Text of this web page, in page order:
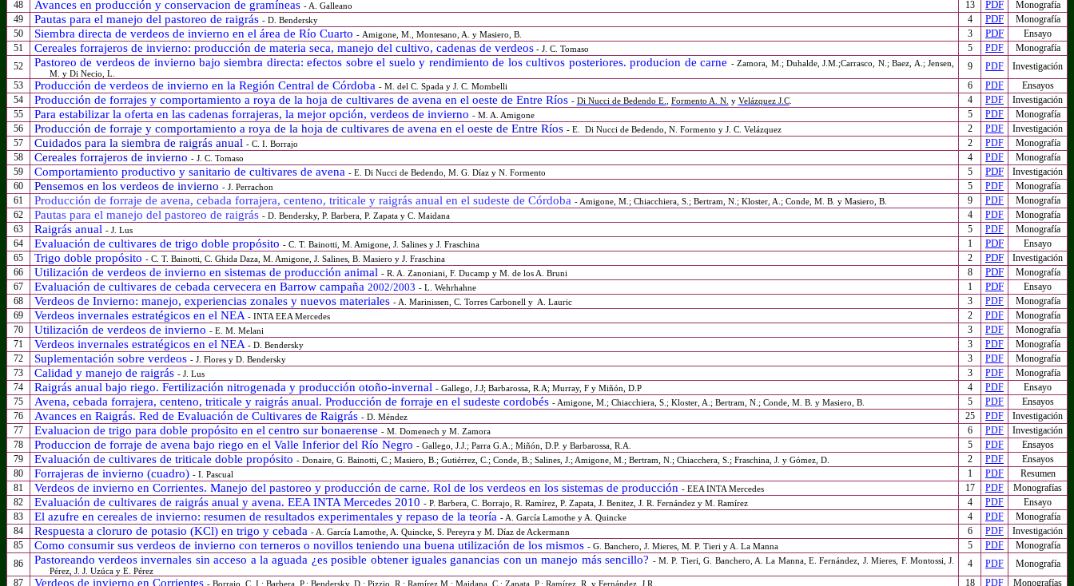
48
Avances en producción y conservacion de gramíneas - A. Galleano 13 PDF
Monografía
49
Pautas para el manejo del pastoreo de raigrás - D. Bendersky 4 PDF
Monografía
50
Siembra directa de verdeos de invierno en el área de Río Cuarto - Amigone, M., Montesano, A. y Masiero, B. 3 PDF
Ensayo
51
Cereales forrajeros de invierno: producción de materia seca, manejo del cultivo, cadenas de verdeos- J. C. Tomaso 5 PDF
Monografía
52
Pastoreo de verdeos de invierno bajo siembra directa: efectos sobre el suelo y rendimiento de los cultivos posteriores. producion de carne - Zamora, M.; Duhalde, J.M.;Carrasco, N.; Baez, A.; Jensen,
M. y Di Necio, L.
9 PDF
Investigación
53
Producción de verdeos de invierno en la Región Central de Córdoba - M. del C. Spada y J. C. Mombelli 6 PDF
Ensayos
54
Producción de forrajes y comportamiento a roya de la hoja de cultivares de avena en el oeste de Entre Ríos - Di Nucci de Bedendo E. Formento A. N. y Velázquez J.C. 4 PDF
Investigación
55
Para estabilizar la oferta en las cadenas forrajeras, la mejor opción, verdeos de invierno - M. A. Amigone 5 PDF
Monografía
56
Producción de forraje y comportamiento a roya de la hoja de cultivares de avena en el oeste de Entre Ríos - E. Di Nucci de Bedendo, N. Formento y J. C. Velázquez 2 PDF
Investigación
57
Cuidados para la siembra de raigrás anual -C. I. Borrajo 2 PDF
Monografía
58
Cereales forrajeros de invierno - J. C. Tomaso 4 PDF
Monografía
59
Comportamiento productivo y sanitario de cultivares de avena - E. Di Nucci de Bedendo, M. G. Díaz y N. Formento 5 PDF
Investigación
60
Pensemos en los verdeos de invierno - J. Perrachon 5 PDF
Monografía
61
Producción de forraje de avena, cebada forrajera, centeno, triticale y raigrás anual en el sudeste de Córdoba - Amigone, M.; Chiacchiera, S.; Bertram, N.; Kloster, A.; Conde, M. B. y Masiero, B. 9 PDF
Monografía
62
Pautas para el manejo del pastoreo de raigrás - D. Bendersky, P. Barbera, P. Zapata y C. Maidana 4 PDF
Monografía
63
Raigrás anual - J. Lus 5 PDF
Monografía
64
Evaluación de cultivares de trigo doble propósito - C. T. Bainotti, M. Amigone, J. Salines y J. Fraschina 1 PDF
Ensayo
65
Trigo doble propósito - C. T. Bainotti, C. Ghida Daza, M. Amigone, J. Salines, B. Masiero y J. Fraschina 2 PDF
Investigación
66
Utilización de verdeos de invierno en sistemas de producción animal - R. A. Zanoniani, F. Ducamp y M. de los A. Bruni 8 PDF
Monografía
67
Evaluación de cultivares de cebada cervecera en Barrow campaña 2002/2003 - L. Wehrhahne 1 PDF
Ensayo
68
Verdeos de Invierno: manejo, experiencias zonales y nuevos materiales - A. Marinissen, C. Torres Carbonell y A. Lauric 3 PDF
Monografía
69
Verdeos invernales estratégicos en el NEA - INTA EEA Mercedes 2 PDF
Monografía
70
Utilización de verdeos de invierno - E. M. Melani 3 PDF
Monografía
71
Verdeos invernales estratégicos en el NEA - D. Bendersky 3 PDF
Monografía
72
Suplementación sobre verdeos - J. Flores y D. Bendersky 3 PDF
Monografía
73
Calidad y manejo de raigrás - J. Lus 3 PDF
Monografía
74
Raigrás anual bajo riego. Fertilización nitrogenada y producción otoño-invernal - Gallego, J.J; Barbarossa, R.A; Murray, F y Miñón, D.P 4 PDF
Ensayo
75
Avena, cebada forrajera, centeno, triticale y raigrás anual. Producción de forraje en el sudeste cordobés - Amigone, M.; Chiacchiera, S.; Kloster, A.; Bertram, N.; Conde, M. B. y Masiero, B. 5 PDF
Ensayos
76
Avances en Raigrás. Red de Evaluación de Cultivares de Raigrás - D. Méndez 25 PDF
Investigación
77
Evaluacion de trigo para doble propósito en el centro sur bonaerense - M. Domenech y M. Zamora 6 PDF
Investigación
78
Produccion de forraje de avena bajo riego en el Valle Inferior del Río Negro - Gallego, J.J.; Parra G.A.; Miñón, D.P. y Barbarossa, R.A. 5 PDF
Ensayos
79
Evaluación de cultivares de triticale doble propósito - Donaire, G. Bainotti, C.; Masiero, B.; Gutiérrez, C.; Conde, B.; Salines, J.; Amigone, M.; Bertram, N.; Chiacchera, S.; Fraschina, J. y Gómez, D. 2 PDF
Ensayos
80
Forrajeras de invierno (cuadro) - I. Pascual 1 PDF
Resumen
81
Verdeos de invierno en Corrientes. Manejo del pastoreo y producción de carne. Rol de los verdeos en los sistemas de producción - EEA INTA Mercedes 17 PDF
Monografías
82
Evaluación de cultivares de raigrás anual y avena. EEA INTA Mercedes 2010 - P. Barbera, C. Borrajo, R. Ramírez, P. Zapata, J. Benitez, J. R. Fernández y M. Ramírez 4 PDF
Ensayo
83
El azufre en cereales de invierno: resumen de resultados experimentales y repaso de la teoría - A. García Lamothe y A. Quincke 4 PDF
Monografía
84
Respuesta a cloruro de potasio (KCl) en trigo y cebada - A. García Lamothe, A. Quincke, S. Pereyra y M. Díaz de Ackermann 6 PDF
Investigación
85
Como consumir sus verdeos de invierno con terneros o novillos teniendo una buena utilización de los mismos - G. Banchero, J. Mieres, M. P. Tieri y A. La Manna 5 PDF
Monografía
86
Pastoreando verdeos invernales sin acceso a la aguada ¿es posible obtener iguales ganancias con un manejo más sencillo? - M. P. Tieri, G. Banchero, A. La Manna, E. Fernández, J. Mieres, F. Montossi, J.
Pérez, J. J. Uzúca y E. Pérez
4 PDF
Monografía
87
Verdeos de invierno en Corrientes - Borrajo, C. I.; Barbera, P.; Bendersky, D.; Pizzio, R.; Ramírez M.; Maidana, C.; Zapata, P.; Ramírez, R. y Fernández, J.R. 18 PDF
Monografías